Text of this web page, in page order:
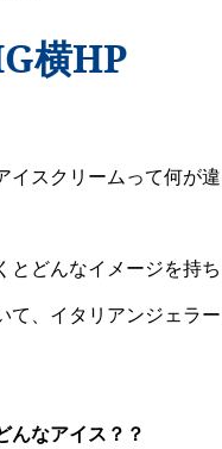
横HP
イスクリームって何が違
とどんなイメージを持
て、イタリアンジェラ
んなアイス？？